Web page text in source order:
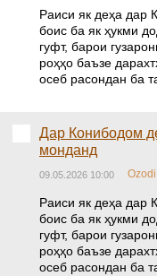
Раиси як деҳа дар
боис ба як ҳукми
гуфт, барои
роҳҳо баъзе
осеб расондан ба
Дар Конибодом
монданд
09.05.2026 10:00
Раиси як деҳа дар
боис ба як ҳукми
гуфт, барои
роҳҳо баъзе
осеб расондан ба